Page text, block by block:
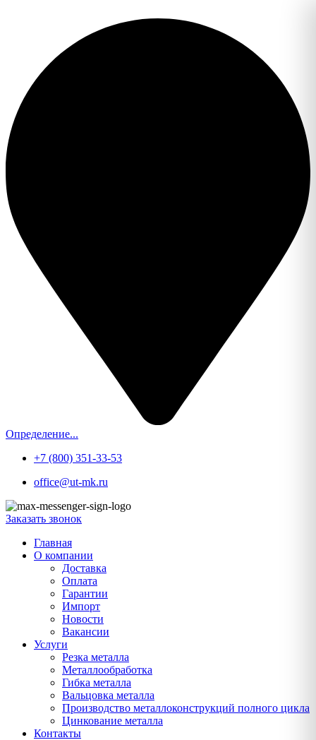
Определение...
+7 (800) 351-33-53
office@ut-mk.ru
Заказать звонок
Главная
О компании
Доставка
Оплата
Гарантии
Импорт
Новости
Вакансии
Услуги
Резка металла
Металлообработка
Гибка металла
Вальцовка металла
Производство металлоконструкций полного цикла
Цинкование металла
Контакты